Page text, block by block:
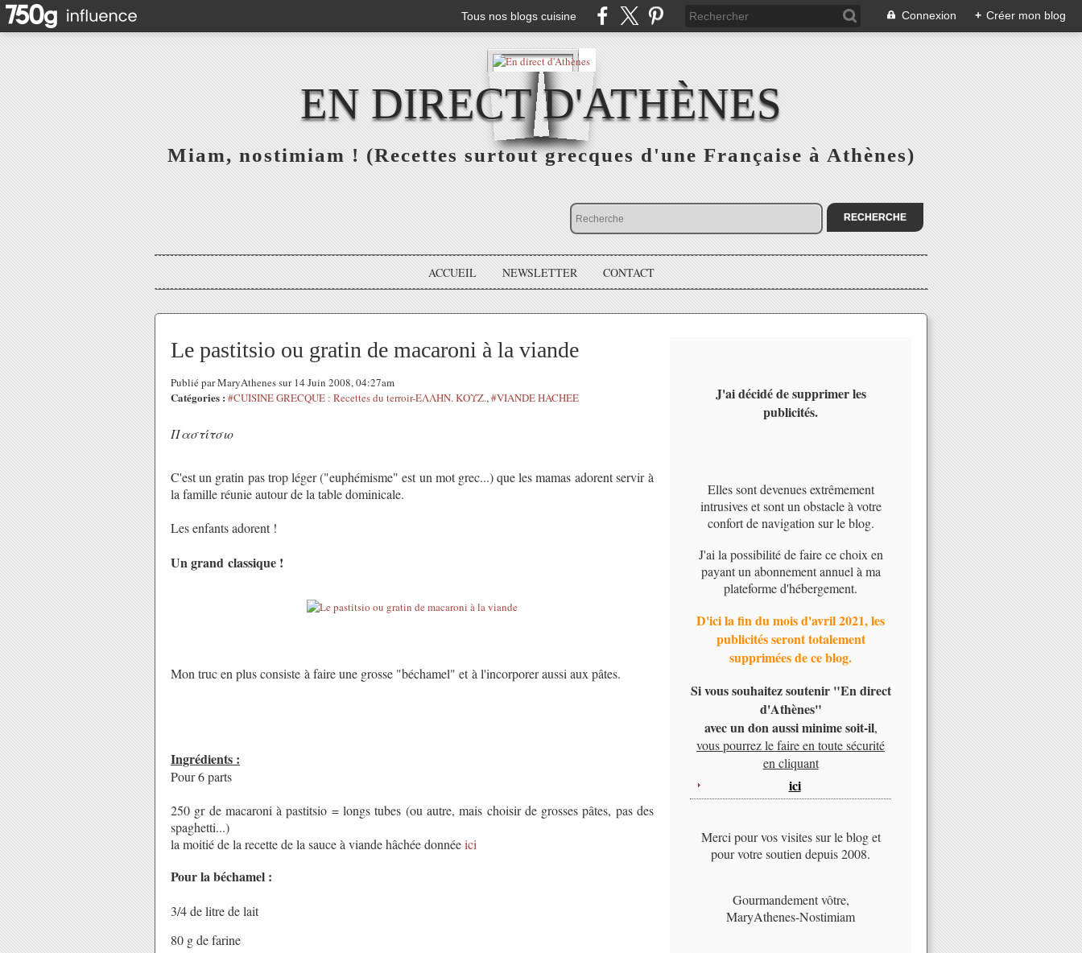
Tous nos blogs cuisine Connexion + Créer mon blog
EN DIRECT D'ATHÈNES
Miam, nostimiam ! (Recettes surtout grecques d'une Française à Athènes)
ACCUEIL NEWSLETTER CONTACT
Le pastitsio ou gratin de macaroni à la viande
Publié par MaryAthenes sur 14 Juin 2008, 04:27am
Catégories : #CUISINE GRECQUE : Recettes du terroir-ΕΛΛΗΝ. ΚΟΥΖ.,#VIANDE HACHEE
Παστίτσιο
C'est un gratin pas trop léger ("euphémisme" est un mot grec...) que les mamas adorent servir à
la famille réunie autour de la table dominicale.
Les enfants adorent !
Un grand classique !
Mon truc en plus consiste à faire une grosse "béchamel" et à l'incorporer aussi aux pâtes.
Ingrédients :
Pour 6 parts
250 gr de macaroni à pastitsio = longs tubes (ou autre, mais choisir de grosses pâtes, pas des
spaghetti...)
la moitié de la recette de la sauce à viande hâchée donnéeici
Pour la béchamel :
3/4 de litre de lait
80 g de farine
J'ai décidé de supprimer les
publicités.
Elles sont devenues extrêmement
intrusives et sont un obstacle à votre
confort de navigation sur le blog.
J'ai la possibilité de faire ce choix en
payant un abonnement annuel à ma
plateforme d'hébergement.
D'ici la fin du mois d'avril 2021, les
publicités seront totalement
supprimées de ce blog.
Si vous souhaitez soutenir "En direct
d'Athènes"
avec un don aussi minime soit-il,
vous pourrez le faire en toute sécurité
en cliquant
ici
Merci pour vos visites sur le blog et
pour votre soutien depuis 2008.
Gourmandement vôtre,
MaryAthenes-Nostimiam